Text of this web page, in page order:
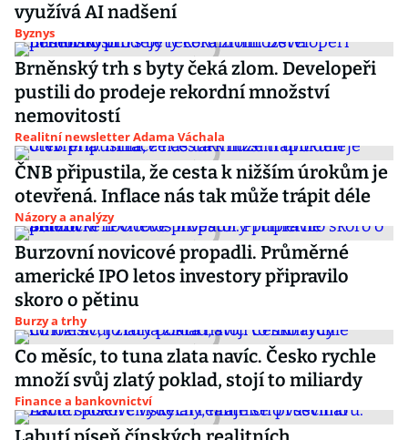
využívá AI nadšení
Byznys
Brněnský trh s byty čeká zlom. Developeři
pustili do prodeje rekordní množství
nemovitostí
Realitní newsletter Adama Váchala
ČNB připustila, že cesta k nižším úrokům je
otevřená. Inflace nás tak může trápit déle
Názory a analýzy
Burzovní novicové propadli. Průměrné
americké IPO letos investory připravilo
skoro o pětinu
Burzy a trhy
Co měsíc, to tuna zlata navíc. Česko rychle
množí svůj zlatý poklad, stojí to miliardy
Finance a bankovnictví